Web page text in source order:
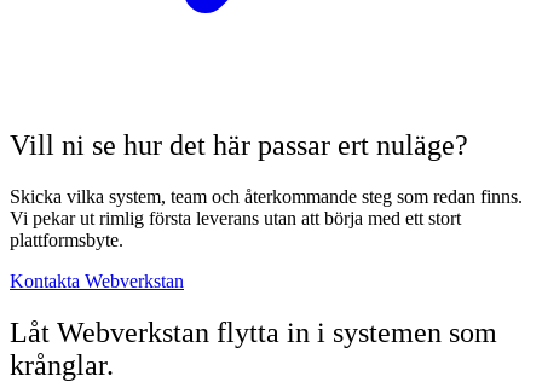
Vill ni se hur det här passar ert nuläge?
Skicka vilka system, team och återkommande steg som redan finns.
Vi pekar ut rimlig första leverans utan att börja med ett stort
plattformsbyte.
Kontakta Webverkstan
Låt Webverkstan flytta in i systemen som
krånglar.